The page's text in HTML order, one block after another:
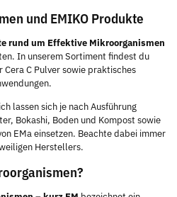
und EMIKO Produkte
rund um Effektive Mikroorganismen
In unserem Sortiment findest du
C Pulver sowie praktisches
lassen sich je nach Ausführung
Bokashi, Boden und Kompost sowie
EMa einsetzen. Beachte dabei immer
Herstellers.